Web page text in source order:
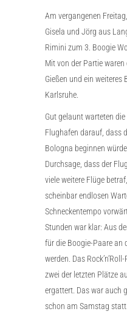
Am vergangenen
Gisela und Jörg aus
Rimini zum 3. Boogie
Mit von der Partie waren
Gießen und ein weiteres
Karlsruhe.
Gut gelaunt warteten
Flughafen darauf, dass
Bologna beginnen
Durchsage, dass der
viele weitere Flüge
scheinbar endlosen
Schneckentempo
Stunden war klar: Aus
für die Boogie-Paare an
werden. Das
zwei der letzten Plätze
ergattert. Das war auch
schon am Samstag statt.